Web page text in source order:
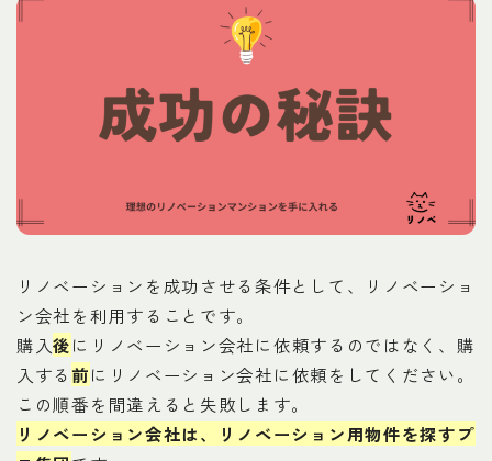
リノベーションを成功させる条件として、リノベーショ
ン会社を利用することです。
購入後にリノベーション会社に依頼するのではなく、購
入する 前にリノベーション会社に依頼をしてください。
この順番を間違えると失敗します。
リノベーション会社は、リノベーション用物件を探すプ